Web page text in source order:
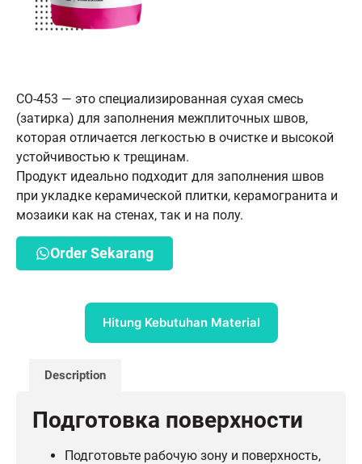
CO-453 — это специализированная сухая смесь
(затирка) для заполнения межплиточных швов,
которая отличается легкостью в очистке и высокой
устойчивостью к трещинам.
Продукт идеально подходит для заполнения швов
при укладке керамической плитки, керамогранита и
мозаики как на стенах, так и на полу.
Order Sekarang
Hitung Kebutuhan Material
Description
Подготовка поверхности
Подготовьте рабочую зону и поверхность,